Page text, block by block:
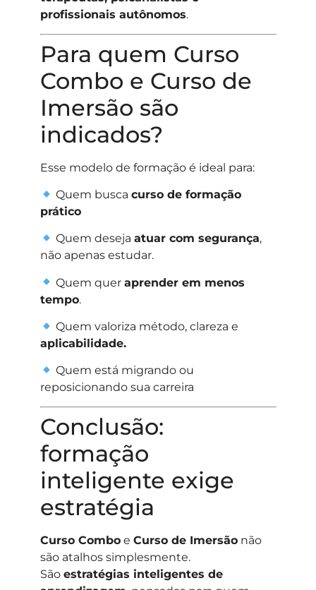
profissionais autônomos.
Para quem Curso
Combo e Curso de
Imersão são
indicados?
Esse modelo de formação é ideal para:
Quem busca curso de formação
prático
Quem deseja atuar com segurança,
não apenas estudar.
Quem quer aprender em menos
tempo.
Quem valoriza método, clareza e
aplicabilidade.
Quem está migrando ou
reposicionando sua carreira
Conclusão:
formação
inteligente exige
estratégia
Curso Comboe Curso de Imersãonão
são atalhos simplesmente.
São estratégias inteligentes de